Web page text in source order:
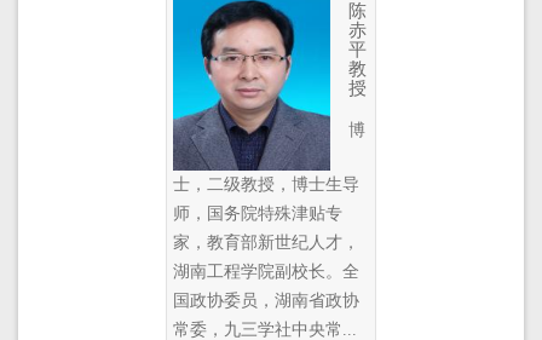
陈
赤
平
教
授
博
士，二级教授，博士生导
师，国务院特殊津贴专
家，教育部新世纪人才，
湖南工程学院副校长。全
国政协委员，湖南省政协
常委，九三学社中央常...